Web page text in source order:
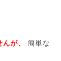
が、
簡単な